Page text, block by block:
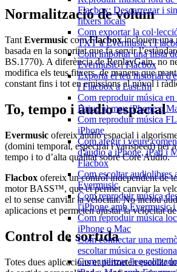
Flacbox: Descarregar i
fitxers locals
Com exportar la
TXT a Evermusic i
Com importar una llista
Evermusic i Flacbox
Exporta el teu historial
i Flacbox a Last.fm
Com reproduir música
Drive al meu iPhone o
Com reproduir música
iPhone
Com afegir i veure
d'àudio a iPhone, iPad i
Flacbox
Com escoltar audiolibres
Evermusic
Com reproduir música
l'iPhone amb Evermusic
Com reproduir música
iPhone o Mac
Com connectar una
escoltar música o
Com utilitzar
Normalització de volum
Tant Evermusic comFlacboxinclouen una
basada en la sonoritat que fa servir
BS.1770). A diferència de ReplayGain, no
modifica els teus fitxers, de manera que
constant fins i tot en emissions al núvol i
To, tempo i àudio espacial
Evermusic ofereix àudio espacial i
(domini temporal, espectral i varispeed) per
tempo i to d’alta qualitat sobre Core Audio.
Flacbox ofereix un control independent de
motor BASS™, que et permet canviar la
el to sense canviar la velocitat. No inclou
aplicacions et permeten ajustar la velocitat
Control de sortida
Totes dues aplicacions et permeten escollir